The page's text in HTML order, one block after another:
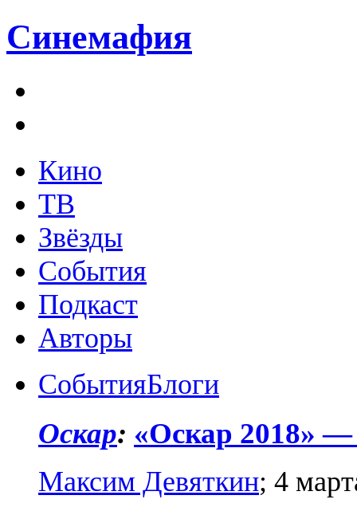
Синемафия
Кино
ТВ
Звёзды
События
Подкаст
Авторы
СобытияБлоги
Оскар: «Оскар 2018»
Максим Девяткин; 4